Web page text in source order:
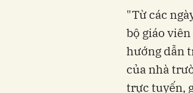
"Từ các
bộ giáo
hướng dẫn
của nhà
trực tuyến,